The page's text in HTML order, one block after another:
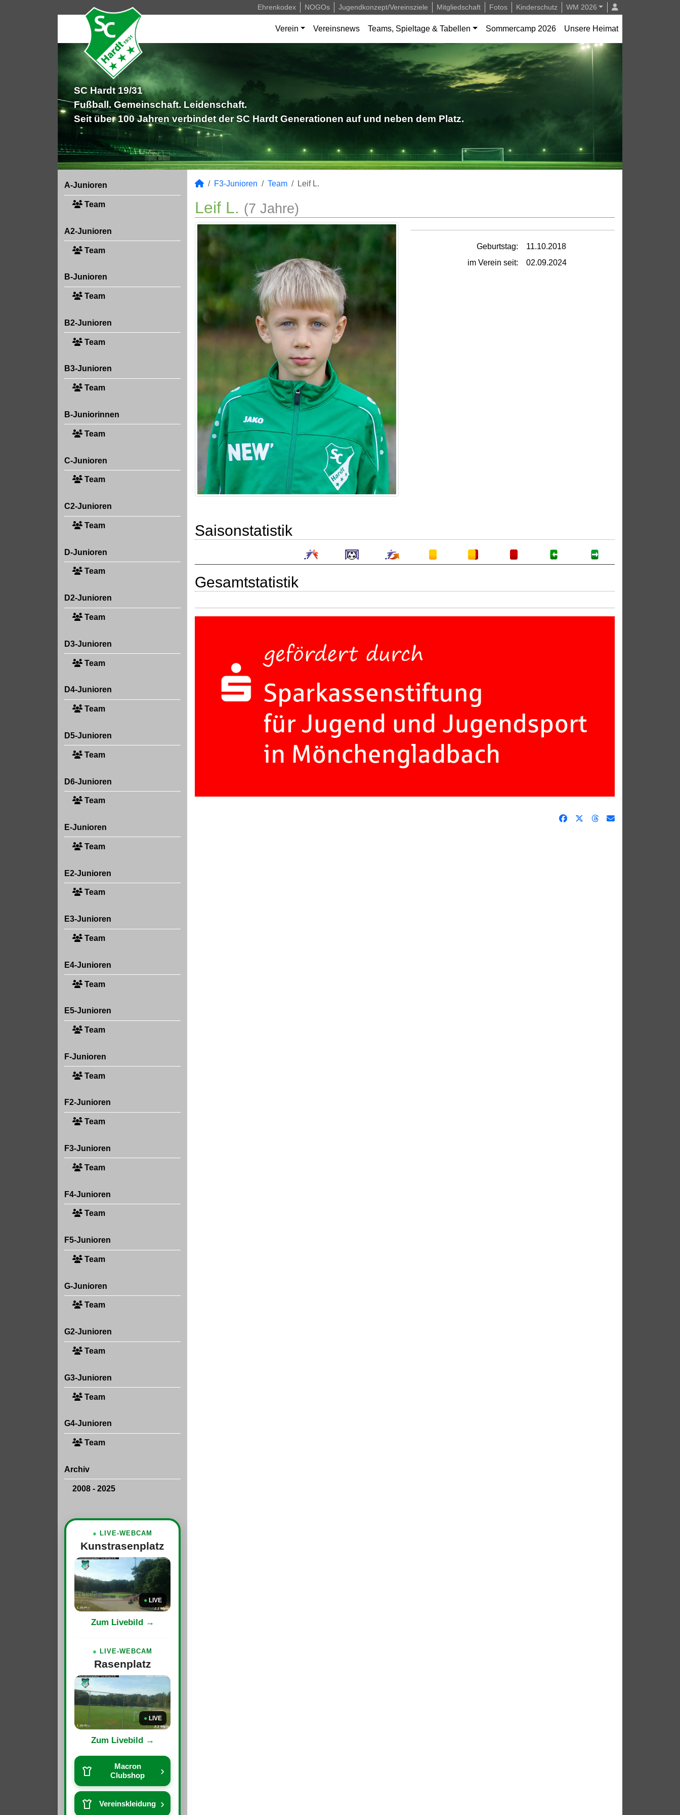
Ehrenkodex NOGOs Jugendkonzept/Vereinsziele Mitgliedschaft Fotos Kinderschutz WM 2026
Verein Vereinsnews Teams, Spieltage & Tabellen Sommercamp 2026 Unsere Heimat
SC Hardt 19/31
Fußball. Gemeinschaft. Leidenschaft.
Seit über 100 Jahren verbindet der SC Hardt Generationen auf und neben dem Platz.
A-Junioren
Team
A2-Junioren
Team
B-Junioren
Team
B2-Junioren
Team
B3-Junioren
Team
B-Juniorinnen
Team
C-Junioren
Team
C2-Junioren
Team
D-Junioren
Team
D2-Junioren
Team
D3-Junioren
Team
D4-Junioren
Team
D5-Junioren
Team
D6-Junioren
Team
E-Junioren
Team
E2-Junioren
Team
E3-Junioren
Team
E4-Junioren
Team
E5-Junioren
Team
F-Junioren
Team
F2-Junioren
Team
F3-Junioren
Team
F4-Junioren
Team
F5-Junioren
Team
G-Junioren
Team
G2-Junioren
Team
G3-Junioren
Team
G4-Junioren
Team
Archiv
2008 - 2025
● LIVE-WEBCAM
Kunstrasenplatz
● LIVE
Zum Livebild →
● LIVE-WEBCAM
Rasenplatz
● LIVE
Zum Livebild →
Macron
Clubshop
›
Vereinskleidung ›
F3-Junioren Team Leif L.
Leif L. (7 Jahre)
Geburtstag:
11.10.2018
im Verein seit:
02.09.2024
Saisonstatistik
Gesamtstatistik